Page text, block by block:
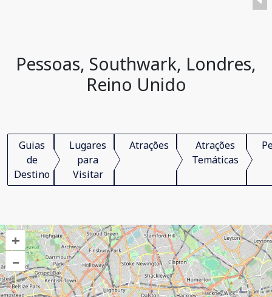
Pessoas, Southwark, Londres,
Reino Unido
Guias
de
Destino
Lugares
para
Visitar
Atrações
Atrações
Temáticas
+
–